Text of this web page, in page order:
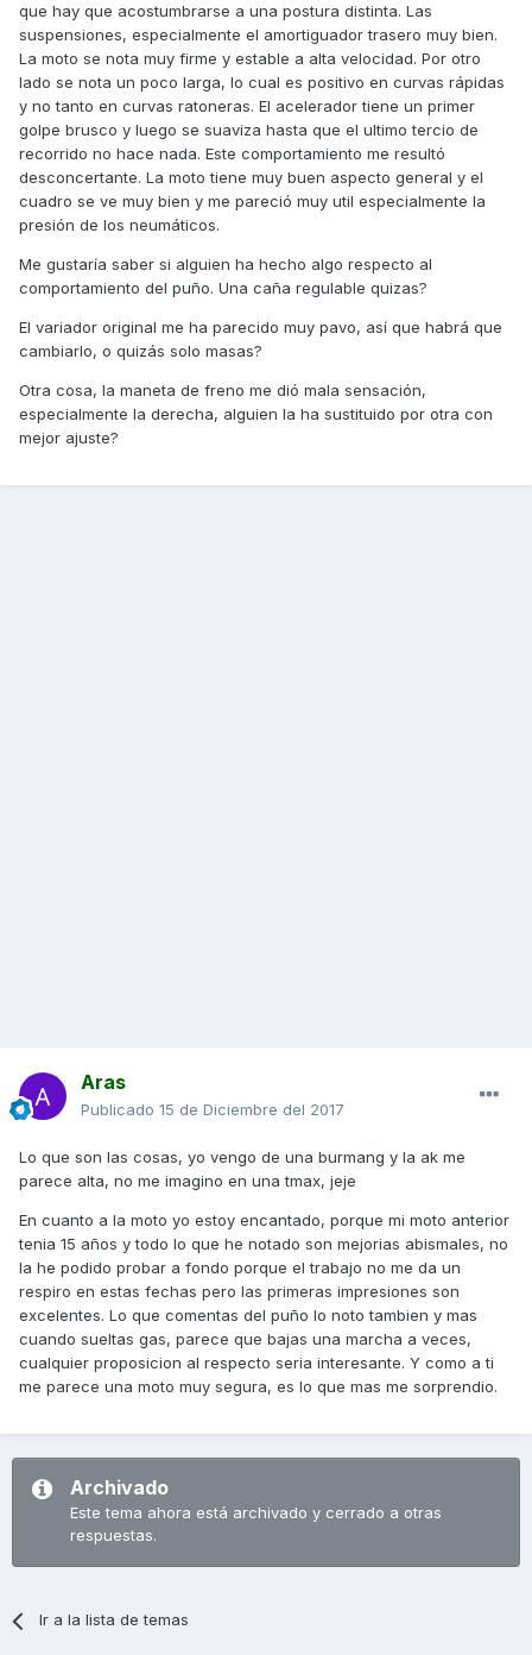
que hay que acostumbrarse a una postura distinta. Las
suspensiones, especialmente el amortiguador trasero muy bien.
La moto se nota muy firme y estable a alta velocidad. Por otro
lado se nota un poco larga, lo cual es positivo en curvas rápidas
y no tanto en curvas ratoneras. El acelerador tiene un primer
golpe brusco y luego se suaviza hasta que el ultimo tercio de
recorrido no hace nada. Este comportamiento me resultó
desconcertante. La moto tiene muy buen aspecto general y el
cuadro se ve muy bien y me pareció muy util especialmente la
presión de los neumáticos.
Me gustaría saber si alguien ha hecho algo respecto al
comportamiento del puño. Una caña regulable quizas?
El variador original me ha parecido muy pavo, así que habrá que
cambiarlo, o quizás solo masas?
Otra cosa, la maneta de freno me dió mala sensación,
especialmente la derecha, alguien la ha sustituido por otra con
mejor ajuste?
Aras
Publicado 15 de Diciembre del 2017
Lo que son las cosas, yo vengo de una burmang y la ak me
parece alta, no me imagino en una tmax, jeje
En cuanto a la moto yo estoy encantado, porque mi moto anterior
tenia 15 años y todo lo que he notado son mejorias abismales, no
la he podido probar a fondo porque el trabajo no me da un
respiro en estas fechas pero las primeras impresiones son
excelentes. Lo que comentas del puño lo noto tambien y mas
cuando sueltas gas, parece que bajas una marcha a veces,
cualquier proposicion al respecto seria interesante. Y como a ti
me parece una moto muy segura, es lo que mas me sorprendio.
Archivado
Este tema ahora está archivado y cerrado a otras
respuestas.
Ir a la lista de temas